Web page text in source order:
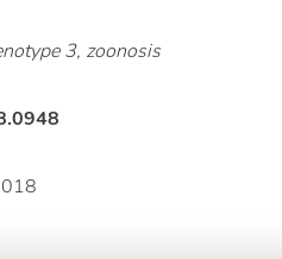
3, zoonosis